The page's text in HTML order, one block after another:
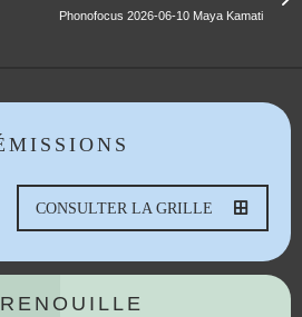
Phonofocus 2026-06-10 Maya Kamati
CONSULTER LA GRILLE